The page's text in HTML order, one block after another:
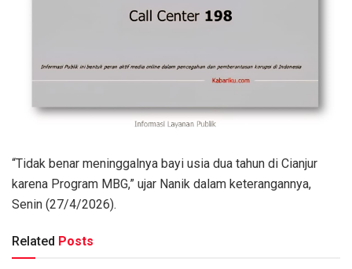
“Tidak benar meninggalnya bayi usia dua tahun di Cianjur
karena Program MBG,” ujar Nanik dalam keterangannya,
Senin (27/4/2026).
Related Posts